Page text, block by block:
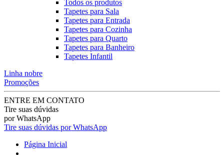
Todos os produtos
Tapetes para Sala
Tapetes para Entrada
Tapetes para Cozinha
Tapetes para Quarto
Tapetes para Banheiro
Tapetes Infantil
Linha nobre
Promoções
ENTRE EM CONTATO
Tire suas dúvidas
por WhatsApp
Tire suas dúvidas por WhatsApp
Página Inicial